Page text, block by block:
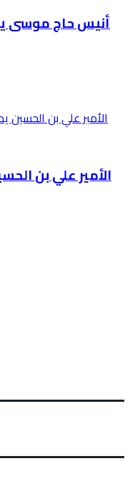
أنيس حاج موسى
الأمير علي بن